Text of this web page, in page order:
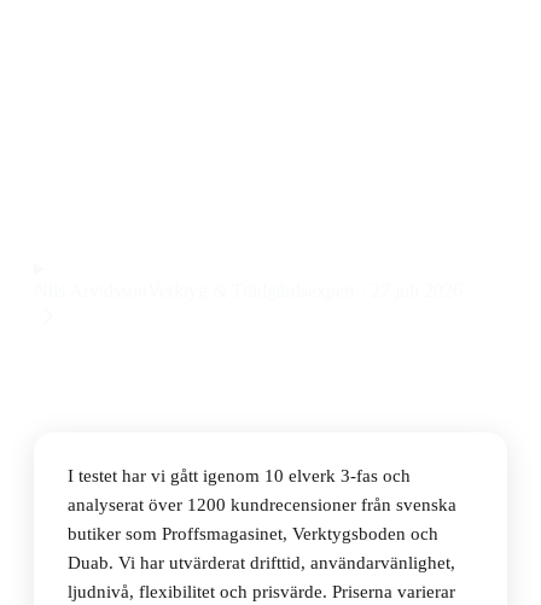
I testet har vi gått igenom 10 elverk 3-fas och
analyserat över 1200 kundrecensioner från svenska
butiker som Proffsmagasinet, Verktygsboden och
Duab. Vi har utvärderat drifttid, användarvänlighet,
ljudnivå, flexibilitet och prisvärde. Priserna varierar